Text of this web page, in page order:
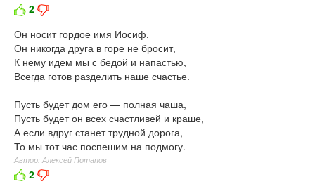
2
Он носит гордое имя Иосиф,
Он никогда друга в горе не бросит,
К нему идем мы с бедой и напастью,
Всегда готов разделить наше счастье.
Пусть будет дом его — полная чаша,
Пусть будет он всех счастливей и краше,
А если вдруг станет трудной дорога,
То мы тот час поспешим на подмогу.
Автор: Алексей Потапов
2